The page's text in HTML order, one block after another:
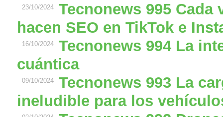
23/10/2024
Tecnonews 995 Cada
hacen SEO en TikTok e
16/10/2024
Tecnonews 994 La
cuántica
09/10/2024
Tecnonews 993 La
ineludible para los